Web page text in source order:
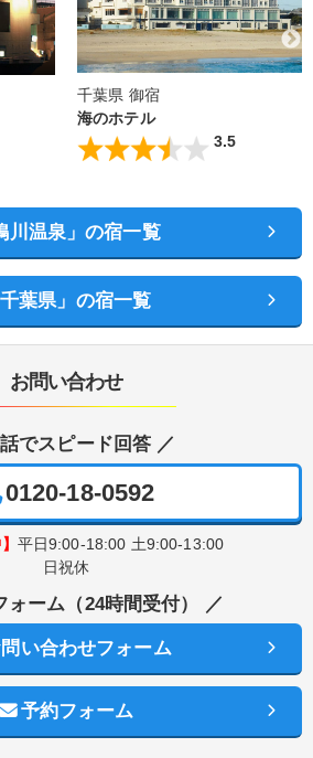
千葉県 御宿
海のホテル
3.5
川温泉」の宿一覧
千葉県」の宿一覧
お問い合わせ
でスピード回答 ／
0120-18-0592
平日9:00-18:00 土9:00-13:00
日祝休
ォーム（24時間受付） ／
い合わせフォーム
予約フォーム